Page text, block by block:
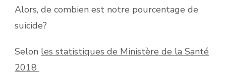
Alors, de combien est notre pourcentage de
suicide?
Selon les statistiques de Ministère de la Santé
2018